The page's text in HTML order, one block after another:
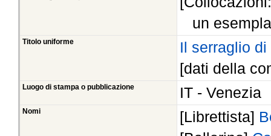
un
Titolo uniforme
Il serraglio
[dati della
Luogo di stampa o pubblicazione IT - Venezia
Nomi [Librettista]